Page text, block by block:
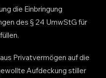
die Einbringung
des § 24 UmwStG für
Privatvermögen auf die
Aufdeckung stiller